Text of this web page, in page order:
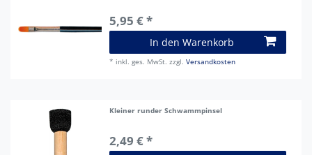
5,95 € *
In den Warenkorb
* inkl. ges. MwSt. zzgl.Versandkosten
Kleiner runder Schwammpinsel
2,49 € *